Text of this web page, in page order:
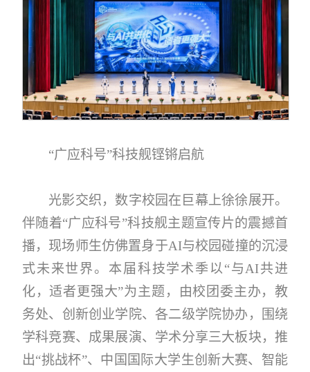
“广应科号”科技舰铿锵启航
光影交织，数字校园在巨幕上徐徐展开。
伴随着“广应科号”科技舰主题宣传片的震撼首
播，现场师生仿佛置身于AI与校园碰撞的沉浸
式未来世界。本届科技学术季以“与AI共进
化，适者更强大”为主题，由校团委主办，教
务处、创新创业学院、各二级学院协办，围绕
学科竞赛、成果展演、学术分享三大板块，推
出“挑战杯”、中国国际大学生创新大赛、智能